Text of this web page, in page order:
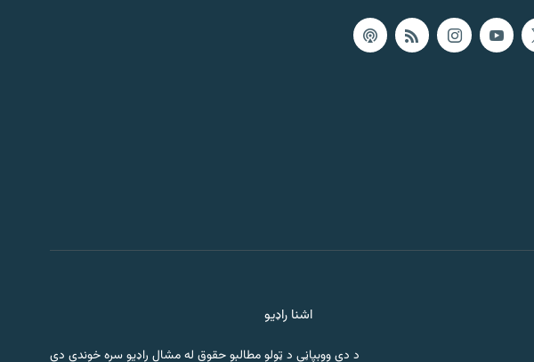
اشنا راډیو
د دې ووبپاڼې د ټولو مطالبو حقوق له مشال راډیو سره خوندي دي